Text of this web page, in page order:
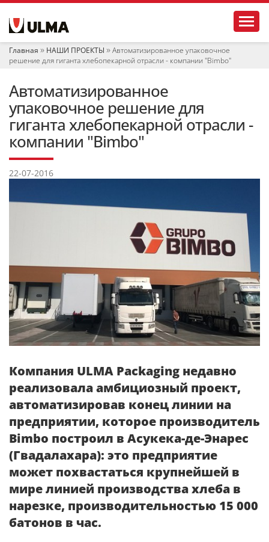
и Главная НАШИ ПРОЕКТЫ
Автоматизированное упаковочное
решение для гиганта хлебопекарной отрасли - компании "Bimbo"
Автоматизированное
упаковочное решение для
гиганта хлебопекарной отрасли -
компании "Bimbo"
22-07-2016
Компания ULMA Packaging недавно
реализовала амбициозный проект,
автоматизировав конец линии на
предприятии, которое производитель
Bimbo построил в Асукека-де-Энарес
(Гвадалахара): это предприятие
может похвастаться крупнейшей в
мире линией производства хлеба в
нарезке, производительностью 15 000
батонов в час.